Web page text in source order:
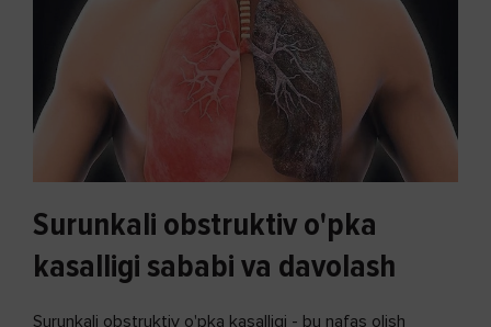
Surunkali obstruktiv o'pka
kasalligi sababi va davolash
Surunkali obstruktiv o'pka kasalligi - bu nafas olish